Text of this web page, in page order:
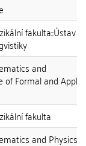
fakulta::Ústav
and
of Formal and
fakulta
and Physics